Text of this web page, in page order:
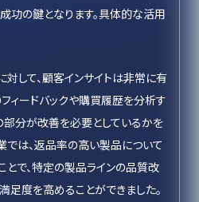
功の鍵となります。具体的な活用
対して、顧客インサイトは非常に有
ィードバックや購買履歴を分析す
部分が改善を必要としているかを
では、返品率の高い製品について
とで、特定の製品ラインの品質改
足度を高めることができました。